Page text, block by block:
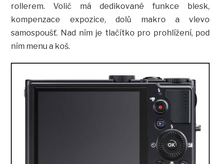
rollerem. Volič má dedikované funkce blesk,
kompenzace expozice, dolů makro a vlevo
samospoušť. Nad ním je tlačítko pro prohlížení, pod
ním menu a koš.